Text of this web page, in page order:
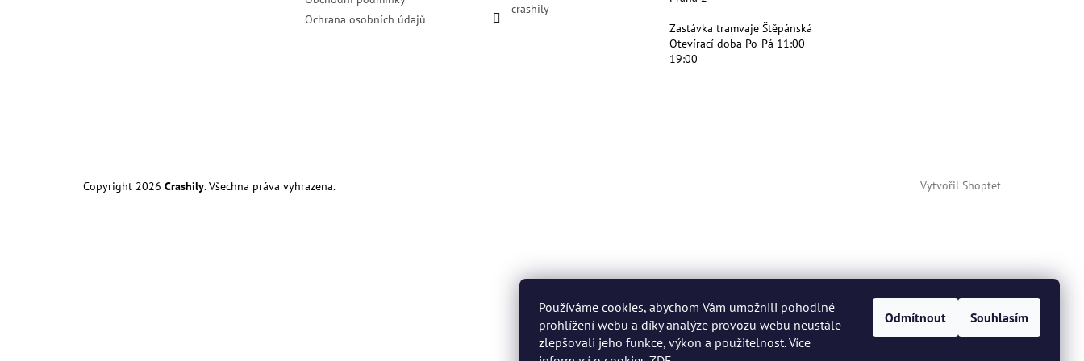
Používáme cookies, abychom Vám umožnili pohodlné
prohlížení webu a díky analýze provozu webu neustále
zlepšovali jeho funkce, výkon a použitelnost. Více
Odmítnout Souhlasím
Ochrana osobních údajů
crashily
Zastávka tramvaje Štěpánská
Otevírací doba Po-Pá 11:00-
19:00
Vytvořil Shoptet
Copyright 2026 Crashily. Všechna práva vyhrazena.